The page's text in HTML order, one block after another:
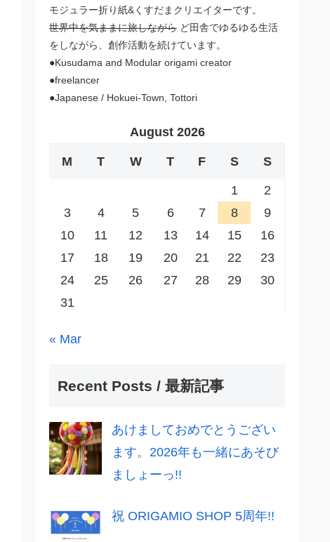
モジュラー折り紙&くすだまクリエイターです。
世界中を気ままに旅しながら ど田舎でゆるゆる生活
をしながら、創作活動を続けています。
●Kusudama and Modular origami creator
●freelancer
●Japanese / Hokuei-Town, Tottori
August 2026
M T W T F S S
1
2
3
4 5 6 7 8
9
10
11 12 13 14 15
16
17
18 19 20 21 22
23
24
25 26 27 28 29
30
31
« Mar
Recent Posts / 最新記事
あけましておめでとうござい
ます。2026年も一緒にあそび
ましょーっ!!
祝 ORIGAMIO SHOP 5周年!!